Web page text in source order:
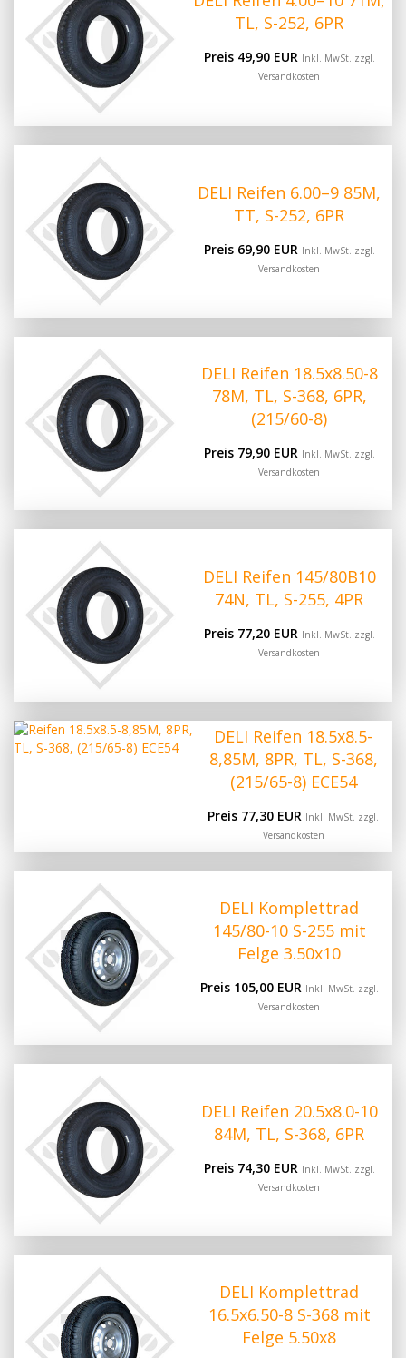
TL, S-252, 6PR
Preis 49,90 EUR Inkl. MwSt. zzgl.
Versandkosten
DELI Reifen 6.00–9 85M,
TT, S-252, 6PR
Preis 69,90 EUR Inkl. MwSt. zzgl.
Versandkosten
DELI Reifen 18.5x8.50-8
78M, TL, S-368, 6PR,
(215/60-8)
Preis 79,90 EUR Inkl. MwSt. zzgl.
Versandkosten
DELI Reifen 145/80B10
74N, TL, S-255, 4PR
Preis 77,20 EUR Inkl. MwSt. zzgl.
Versandkosten
DELI Reifen 18.5x8.5-
8,85M, 8PR, TL, S-368,
(215/65-8) ECE54
Preis 77,30 EUR Inkl. MwSt. zzgl.
Versandkosten
DELI Komplettrad
145/80-10 S-255 mit
Felge 3.50x10
Preis 105,00 EUR Inkl. MwSt. zzgl.
Versandkosten
DELI Reifen 20.5x8.0-10
84M, TL, S-368, 6PR
Preis 74,30 EUR Inkl. MwSt. zzgl.
Versandkosten
DELI Komplettrad
16.5x6.50-8 S-368 mit
Felge 5.50x8